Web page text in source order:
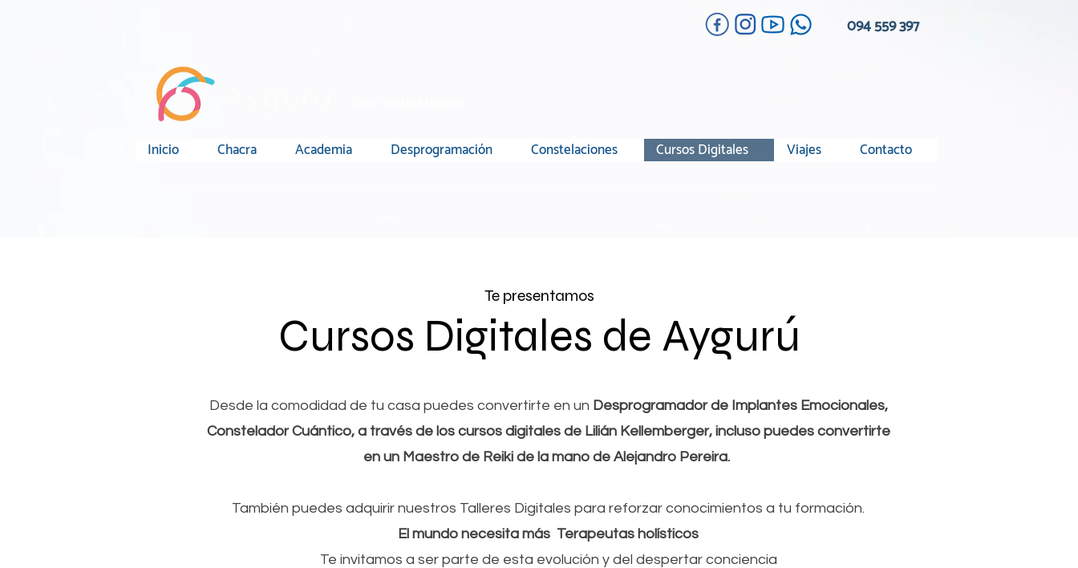
094 559 397
Inicio Chacra Academia Desprogramación Constelaciones Cursos Digitales Viajes Contacto
Te presentamos
Cursos Digitales de Aygurú
Desde la comodidad de tu casa puedes convertirte en un Desprogramador de Implantes Emocionales,
Constelador Cuántico, a través de los cursos digitales de Lilián Kellemberger, incluso puedes convertirte
en un Maestro de Reiki de la mano de Alejandro Pereira.
También puedes adquirir nuestros Talleres Digitales para reforzar conocimientos a tu formación.
El mundo necesita más Terapeutas holísticos
Te invitamos a ser parte de esta evolución y del despertar conciencia